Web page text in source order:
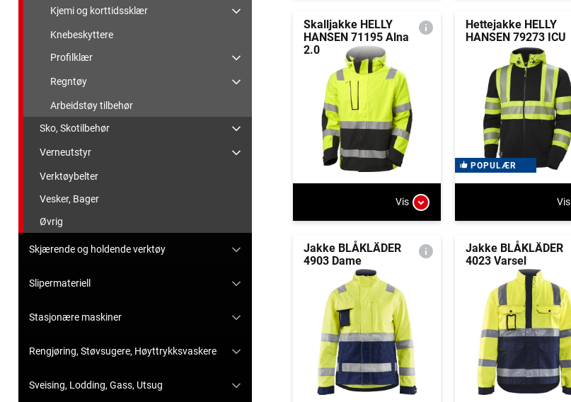
Kjemi og korttidssklær
Knebeskyttere
Profilklær
Regntøy
Arbeidstøy tilbehør
Sko, Skotilbehør
Verneutstyr
Verktøybelter
Vesker, Bager
Øvrig
Skjærende og holdende verktøy
Slipermateriell
Stasjonære maskiner
Rengjøring, Støvsugere, Høyttrykksvaskere
Sveising, Lodding, Gass, Utsug
Skalljakke HELLY
HANSEN 71195 Alna
2.0
Vis
Hettejakke HELLY
HANSEN 79273 ICU
POPULÆR
Vis
Jakke BLÅKLÄDER
4903 Dame
Jakke BLÅKLÄDER
4023 Varsel